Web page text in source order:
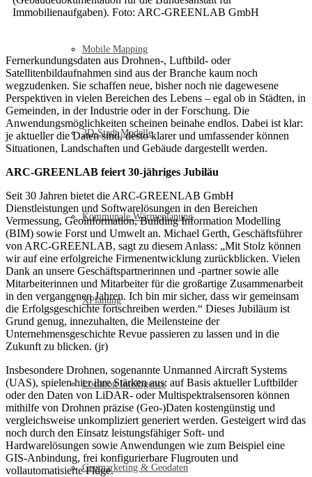
Mobile Mapping
3D-Stadt Modelle
Kommunale Wärmeplanung
XPlanung
Location Intelligence
Geomarketing & Geodaten
Immobilienaufgaben). Foto: ARC-GREENLAB GmbH
Fernerkundungsdaten aus Drohnen-, Luftbild- oder
Satellitenbildaufnahmen sind aus der Branche kaum noch
wegzudenken. Sie schaffen neue, bisher noch nie dagewesene
Perspektiven in vielen Bereichen des Lebens – egal ob in Städten, in
Gemeinden, in der Industrie oder in der Forschung. Die
Anwendungsmöglichkeiten scheinen beinahe endlos. Dabei ist klar:
je aktueller die Daten sind, desto klarer und umfassender können
Situationen, Landschaften und Gebäude dargestellt werden.
ARC-GREENLAB feiert 30-jähriges Jubiläu
Seit 30 Jahren bietet die ARC-GREENLAB GmbH
Dienstleistungen und Softwarelösungen in den Bereichen
Vermessung, Geoinformation, Building Information Modelling
(BIM) sowie Forst und Umwelt an. Michael Gerth, Geschäftsführer
von ARC-GREENLAB, sagt zu diesem Anlass: „Mit Stolz können
wir auf eine erfolgreiche Firmenentwicklung zurückblicken. Vielen
Dank an unsere Geschäftspartnerinnen und -partner sowie alle
Mitarbeiterinnen und Mitarbeiter für die großartige Zusammenarbeit
in den vergangenen Jahren. Ich bin mir sicher, dass wir gemeinsam
die Erfolgsgeschichte fortschreiben werden.“ Dieses Jubiläum ist
Grund genug, innezuhalten, die Meilensteine der
Unternehmensgeschichte Revue passieren zu lassen und in die
Zukunft zu blicken. (jr)
Insbesondere Drohnen, sogenannte Unmanned Aircraft Systems
(UAS), spielen hier ihre Stärken aus: auf Basis aktueller Luftbilder
oder den Daten von LiDAR- oder Multispektralsensoren können
mithilfe von Drohnen präzise (Geo-)Daten kostengünstig und
vergleichsweise unkompliziert generiert werden. Gesteigert wird das
noch durch den Einsatz leistungsfähiger Soft- und
Hardwarelösungen sowie Anwendungen wie zum Beispiel eine
GIS-Anbindung, frei konfigurierbare Flugrouten und
vollautomatisierte Flüge.